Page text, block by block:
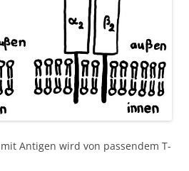
Antigen wird von passendem T-